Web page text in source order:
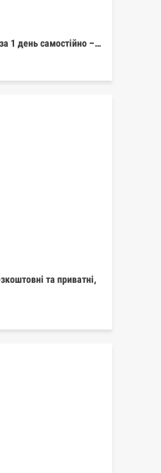
1 день самостійно –…
та приватні,